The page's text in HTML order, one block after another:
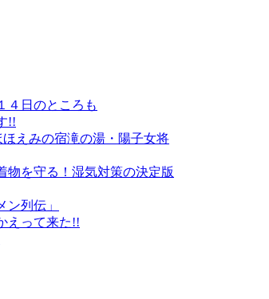
４日のところも
!!
えみの宿滝の湯・陽子女将
物を守る！湿気対策の決定版
列伝」
えって来た!!